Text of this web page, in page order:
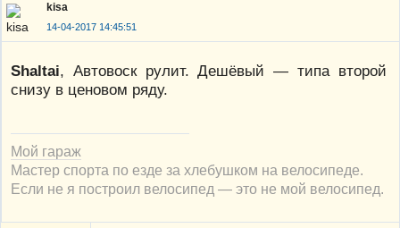
kisa
14-04-2017 14:45:51
Shaltai, Автовоск рулит. Дешёвый — типа второй
снизу в ценовом ряду.
Мой гараж
Мастер спорта по езде за хлебушком на велосипеде.
Если не я построил велосипед — это не мой велосипед.